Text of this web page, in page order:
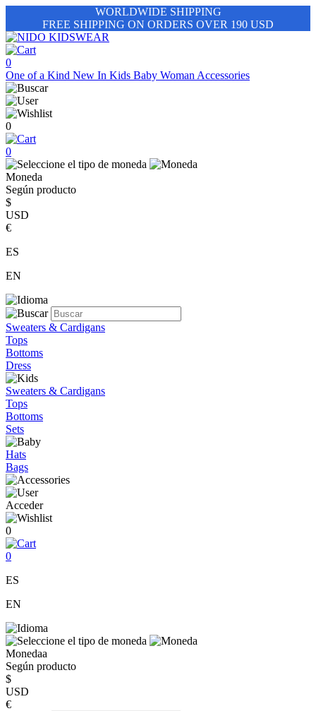
WORLDWIDE SHIPPING
FREE SHIPPING ON ORDERS OVER 190 USD
0
One of a Kind New In Kids Baby Woman Accessories
0
0
Moneda
Según producto
$
USD
€
ES
EN
Sweaters & Cardigans
Tops
Bottoms
Dress
Sweaters & Cardigans
Tops
Bottoms
Sets
Hats
Bags
Acceder
0
0
ES
EN
Monedaa
Según producto
$
USD
€